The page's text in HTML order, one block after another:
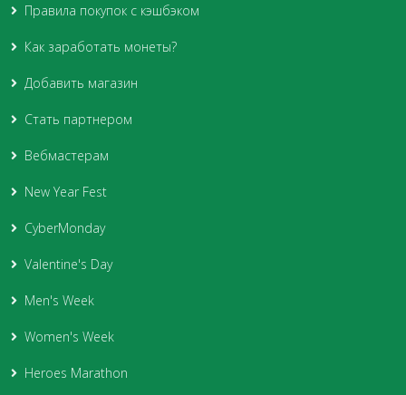
Правила покупок с кэшбэком
Как заработать монеты?
Добавить магазин
Стать партнером
Вебмастерам
New Year Fest
CyberMonday
Valentine's Day
Men's Week
Women's Week
Heroes Marathon